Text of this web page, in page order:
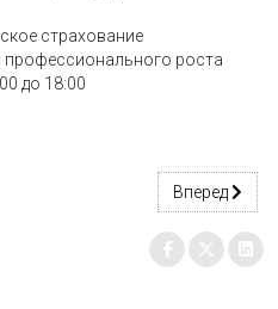
страхование
роста
до 18:00
симулятора Следующий:
Вперед